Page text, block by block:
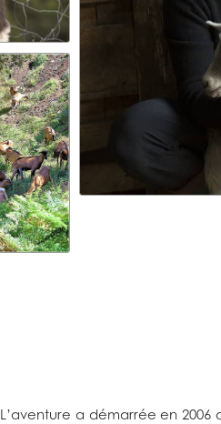
L’aventure a démarrée en